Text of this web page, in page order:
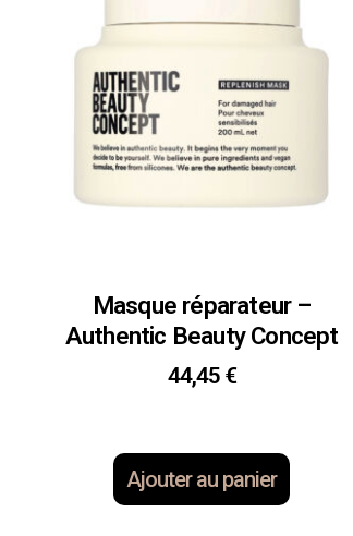
Masque réparateur –
Authentic Beauty Concept
44,45 €
Ajouter au panier